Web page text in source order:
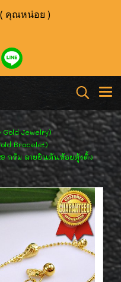
( คุณหน่อย )
Jewelry)
Bracelet)
กรัม ลายยินตันห้อยตุ้งติ้ง